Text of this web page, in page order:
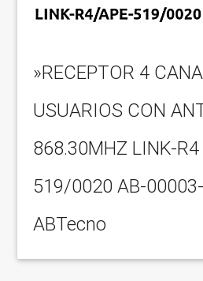
»RECEPTOR 4
USUARIOS CON
868.30MHZ LINK-R4
519/0020 AB-
ABTecno